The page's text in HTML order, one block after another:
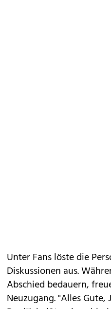
Unter Fans löste die
Diskussionen aus.
Abschied bedauern,
Neuzugang. "Alles Gute,